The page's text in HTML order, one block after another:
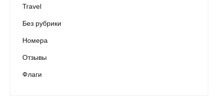
Travel
Без рубрики
Номера
Отзывы
Флаги